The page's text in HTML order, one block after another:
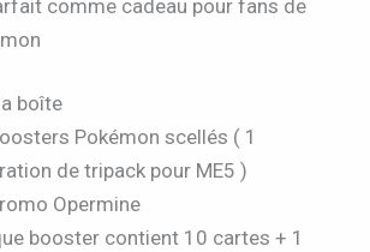
comme cadeau pour fans de
boîte
Pokémon scellés ( 1
de tripack pour ME5 )
Opermine
booster contient 10 cartes + 1